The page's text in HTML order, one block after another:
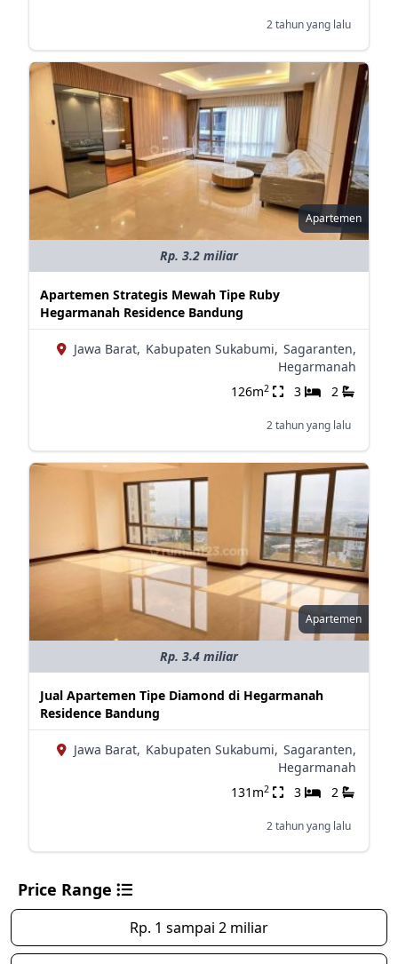
2 tahun yang lalu
Apartemen
Rp. 3.2 miliar
Apartemen Strategis Mewah Tipe Ruby
Hegarmanah Residence Bandung
Jawa Barat, Kabupaten Sukabumi, Sagaranten,
Hegarmanah
126m2 3 2
2 tahun yang lalu
Apartemen
Rp. 3.4 miliar
Jual Apartemen Tipe Diamond di Hegarmanah
Residence Bandung
Jawa Barat, Kabupaten Sukabumi, Sagaranten,
Hegarmanah
131m2 3 2
2 tahun yang lalu
Price Range
Rp. 1 sampai 2 miliar